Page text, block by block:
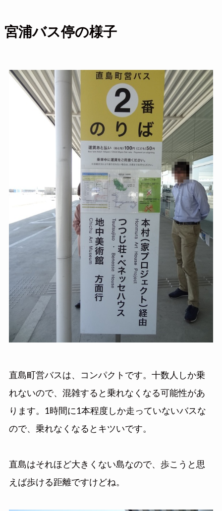
宮浦バス停の様子
直島町営バスは、コンパクトです。十数人しか乗
れないので、混雑すると乗れなくなる可能性があ
ります。1時間に1本程度しか走っていないバスな
ので、乗れなくなるとキツいです。
直島はそれほど大きくない島なので、歩こうと思
えば歩ける距離ですけどね。